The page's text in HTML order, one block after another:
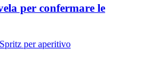
per confermare le